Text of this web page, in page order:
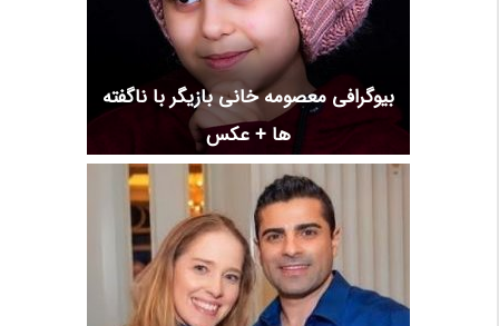
بیوگرافی معصومه خانی بازیگر با ناگفته
ها + عکس